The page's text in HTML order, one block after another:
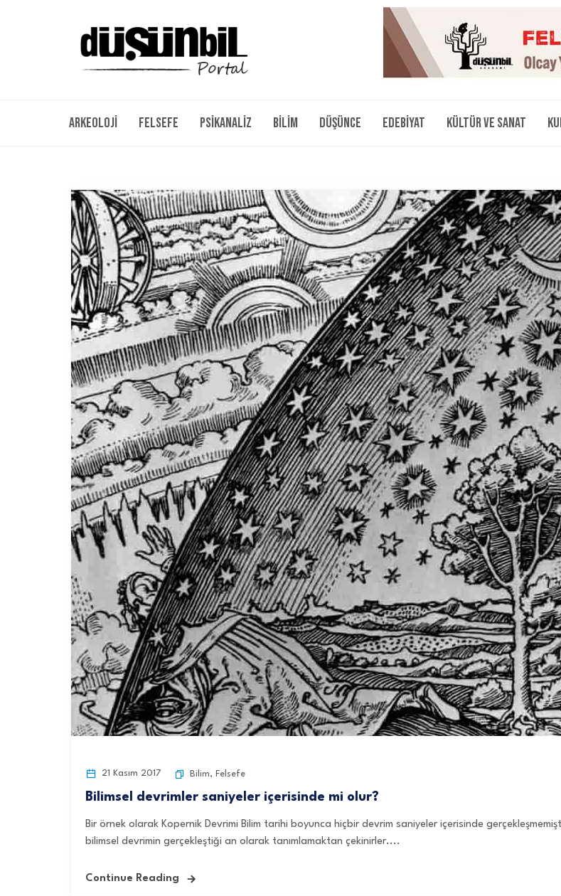
Arkeoloji Felsefe Psikanaliz Bilim Düşünce Edebiyat Kültür ve Sanat
21 Kasım 2017 Bilim, Felsefe
Bilimsel devrimler saniyeler içerisinde mi olur?
Bir örnek olarak Kopernik Devrimi Bilim tarihi boyunca hiçbir devrim saniyeler içerisinde
bilimsel devrimin gerçekleştiği an olarak tanımlamaktan çekinirler....
Continue Reading